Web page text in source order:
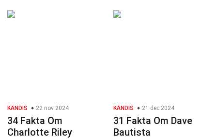
KÄNDIS 22 nov 2024
34 Fakta Om
Charlotte Riley
KÄNDIS 21 dec 2024
31 Fakta Om Dave
Bautista